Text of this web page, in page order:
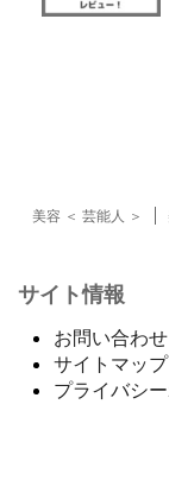
美容 ＜ 芸能人 ＞
サイト情報
お問い合わせ
サイトマップ
プライバシ